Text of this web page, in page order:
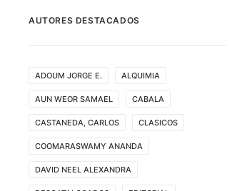
AUTORES DESTACADOS
ADOUM JORGE E. ALQUIMIA
AUN WEOR SAMAEL CABALA
CASTANEDA, CARLOS CLASICOS
COOMARASWAMY ANANDA
DAVID NEEL ALEXANDRA